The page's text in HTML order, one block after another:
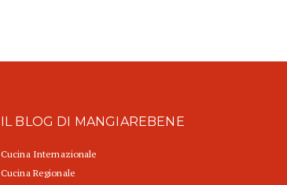
IL BLOG DI MANGIAREBENE
Cucina Internazionale
Cucina Regionale